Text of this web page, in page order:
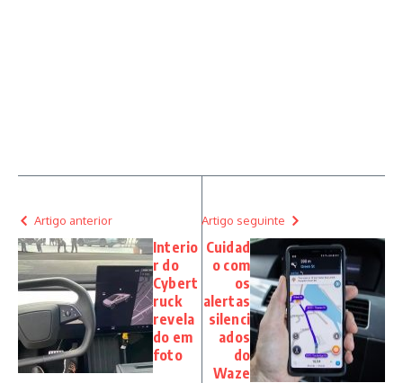
Artigo anterior
Interio
r do
Cybert
ruck
revela
do em
foto
Artigo seguinte
Cuidad
o com
os
alertas
silenci
ados
do
Waze